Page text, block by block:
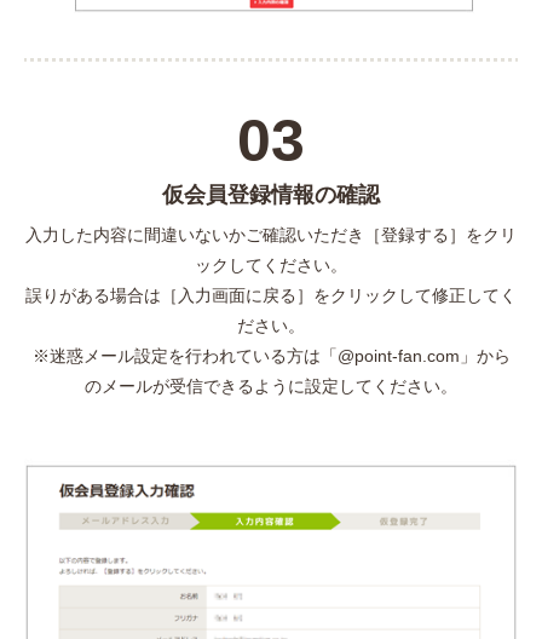
03
仮会員登録情報の確認
入力した内容に間違いないかご確認いただき［登録する］をクリ
ックしてください。
誤りがある場合は［入力画面に戻る］をクリックして修正してく
ださい。
※迷惑メール設定を行われている方は「@point-fan.com」から
のメールが受信できるように設定してください。